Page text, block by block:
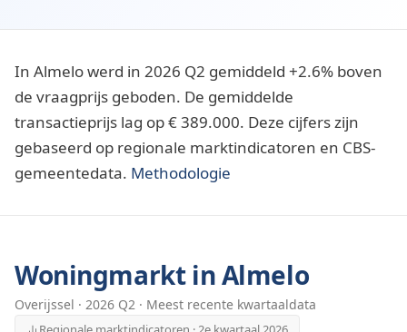
In Almelo werd in 2026 Q2 gemiddeld +2.6% boven
de vraagprijs geboden. De gemiddelde
transactieprijs lag op € 389.000. Deze cijfers zijn
gebaseerd op regionale marktindicatoren en CBS-
gemeentedata. Methodologie
Woningmarkt inAlmelo
Overijssel · 2026 Q2 · Meest recente kwartaaldata